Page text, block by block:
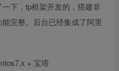
下，tp框架开发的，搭建非
完整。后台已经集成了阿里
+ 宝塔